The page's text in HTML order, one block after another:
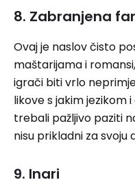
8. Zabranjena
Ovaj je naslov čisto
maštarijama i
igrači biti vrlo
likove s jakim jezikom
trebali pažljivo paziti
nisu prikladni za svoju
9. Inari